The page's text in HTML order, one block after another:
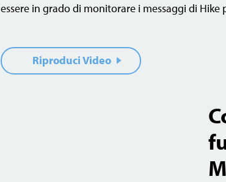
essere in grado di monitorare i messaggi di
Riproduci Video